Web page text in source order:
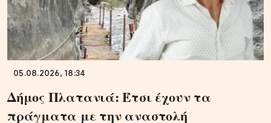
05.08.2026, 18:34
Δήμος Πλατανιά: Έτσι έχουν τα
πράγματα με την αναστολή